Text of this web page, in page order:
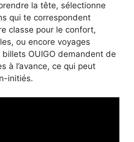
la tête, sélectionne
qui te correspondent
classe pour le confort,
ou encore voyages
OUIGO demandent de
à l’avance, ce qui peut
initiés.